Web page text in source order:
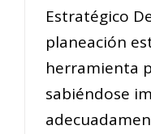
Estratégico
planeación
herramienta
sabiéndose